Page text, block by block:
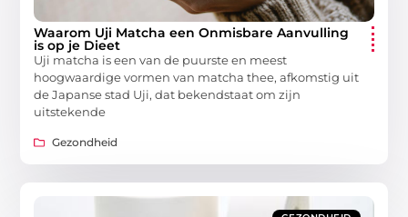
Waarom Uji Matcha een Onmisbare Aanvulling
is op je Dieet
Uji matcha is een van de puurste en meest
hoogwaardige vormen van matcha thee, afkomstig uit
de Japanse stad Uji, dat bekendstaat om zijn
uitstekende
Gezondheid